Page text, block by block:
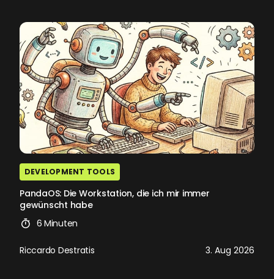
DEVELOPMENT TOOLS
PandaOS: Die Workstation, die ich mir immer
gewünscht habe
6 Minuten
Riccardo Destratis 3. Aug 2026